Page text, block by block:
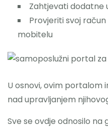
Zahtjevati dodatne
Provjeriti svoj
mobitelu
U osnovi, ovim portalom
nad upravljanjem
Sve se ovdje odnosilo na